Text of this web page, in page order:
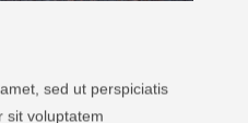
sed ut perspiciatis
sit voluptatem